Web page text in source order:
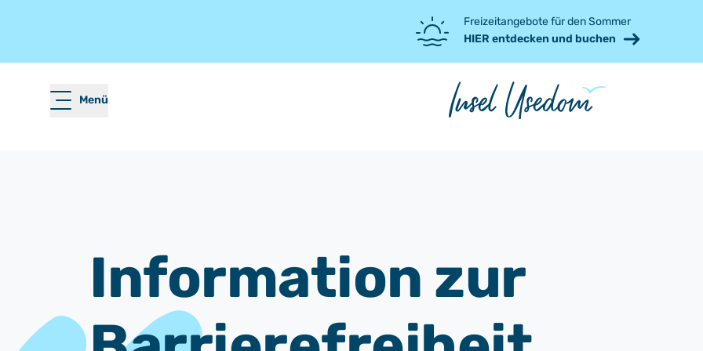
Freizeitangebote für den Sommer
HIER entdecken und buchen
Menü
Information zur